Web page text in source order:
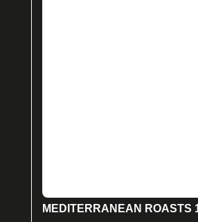
MEDITERRANEAN ROASTS